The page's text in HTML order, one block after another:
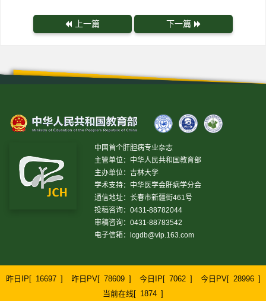
上一篇 下一篇
中国首个肝胆病专业杂志
主管单位：中华人民共和国教育部
主办单位：吉林大学
学术支持：中华医学会肝病学分会
通信地址：长春市新疆街461号
投稿咨询：0431-88782044
审稿咨询：0431-88783542
电子信箱：
lcgdb@vip.163.com
昨日IP[ 16697 ] 昨日PV[ 78609 ] 今日IP[ 7062 ] 今日PV[ 28996 ]
当前在线[ 1874 ]